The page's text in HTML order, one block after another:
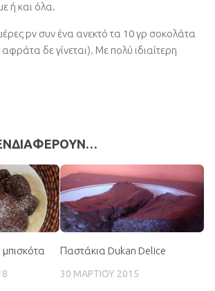
ή και όλα.
pv συν ένα ανεκτό τα 10 γρ σοκολάτα
αφράτα δε γίνεται). Με πολύ ιδιαίτερη
μπισκότα Παστάκια Dukan Delice
30 ΜΑΡΤΊΟΥ 2015